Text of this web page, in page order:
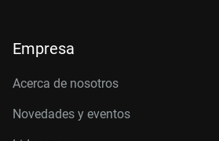
Empresa
Acerca de nosotros
Novedades y eventos